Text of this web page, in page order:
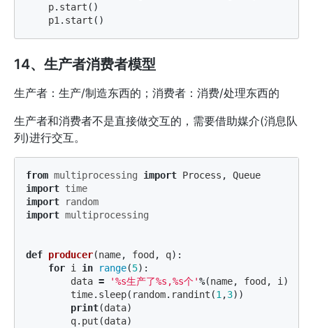
p. start ()
p1 . start ()
14、生产者消费者模型
生产者：生产/制造东西的；消费者：消费/处理东西的
生产者和消费者不是直接做交互的，需要借助媒介(消息队
列)进行交互。
from multiprocessing import Process ,
Queue
import time
import
random
import multiprocessing
def producer(name, food, q):
for i in range(5):
data = '%s生产了%s,%s个'%(name, food, i )
time. sleep( random. randint (1 ,3))
print(data)
q. put (data)